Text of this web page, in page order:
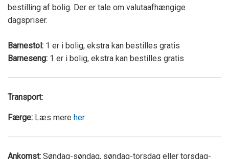
bestilling af bolig. Der er tale om valutaafhængige
dagspriser.
Barnestol: 1 er i bolig, ekstra kan bestilles gratis
Barneseng: 1 er i bolig, ekstra kan bestilles gratis
Transport:
Færge: Læs mere her
Ankomst: Søndag-søndag, søndag-torsdag eller torsdag-